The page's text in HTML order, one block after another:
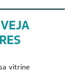
vitrine